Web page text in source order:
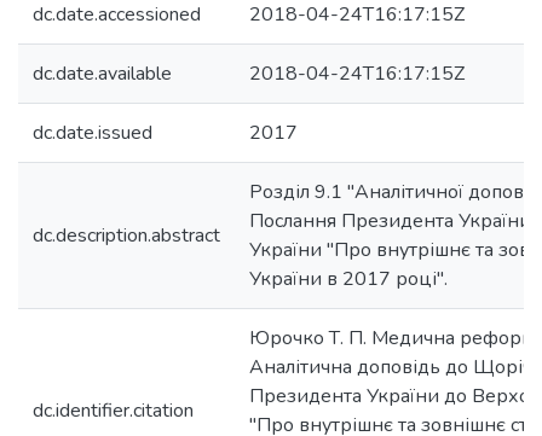
dc.date.accessioned 2018-04-24T16:17:15Z
dc.date.available 2018-04-24T16:17:15Z
dc.date.issued 2017
dc.description.abstract
Розділ 9.1 "Аналітичної
Послання Президента України
України "Про внутрішнє та
України в 2017 році".
dc.identifier.citation
Юрочко Т. П. Медична
Аналітична доповідь до
Президента України до
"Про внутрішнє та зовнішнє